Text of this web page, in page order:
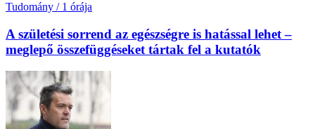
Tudomány / 1 órája
A születési sorrend az egészségre is hatással lehet –
meglepő összefüggéseket tártak fel a kutatók